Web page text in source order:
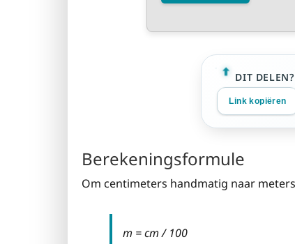
DIT DELEN?
Link kopiëren
Berekeningsformule
Om centimeters handmatig naar
m = cm / 100